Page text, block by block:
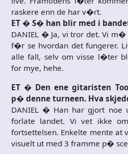
raskere enn de har v�rt.
ET � S� han blir med i
DANIEL � Ja, vi tror det. Vi
f�r se hvordan det fungerer.
alle fall, selv om visse l�ter
for mye, hehe.
ET � Den ene gitaristen
p� denne turneen. Hva
DANIEL � Han har gjort
forlate landet. Vi vet ikke
fortsettelsen. Enkelte mente
visuelt ut med 3 framme p�